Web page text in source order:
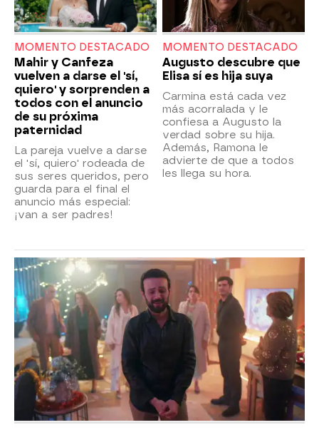
MOMENTO DESTACADO
Mahir y Canfeza
vuelven a darse el 'sí,
quiero' y sorprenden a
todos con el anuncio
de su próxima
paternidad
La pareja vuelve a darse
el 'sí, quiero' rodeada de
sus seres queridos, pero
guarda para el final el
anuncio más especial:
¡van a ser padres!
MOMENTO DESTACADO
Augusto descubre que
Elisa sí es hija suya
Carmina está cada vez
más acorralada y le
confiesa a Augusto la
verdad sobre su hija.
Además, Ramona le
advierte de que a todos
les llega su hora.